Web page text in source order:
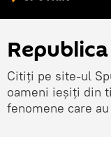
Citiți pe site-ul
oameni ieșiți din
fenomene care